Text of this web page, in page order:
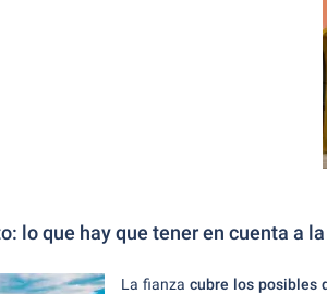
lo que hay que tener en cuenta a
La fianzacubre los posibles